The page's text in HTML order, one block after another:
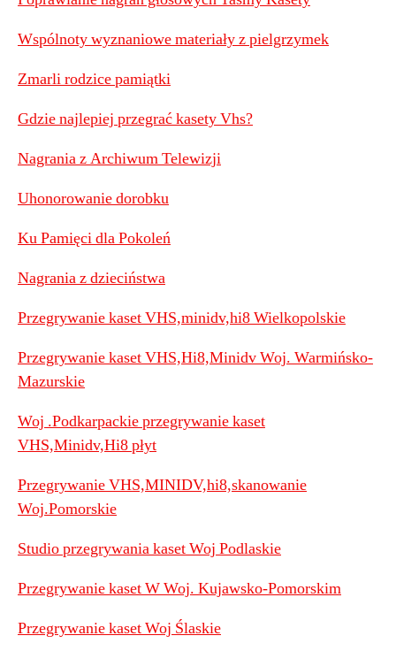
Wspólnoty wyznaniowe materiały z pielgrzymek
Zmarli rodzice pamiątki
Gdzie najlepiej przegrać kasety Vhs?
Nagrania z Archiwum Telewizji
Uhonorowanie dorobku
Ku Pamięci dla Pokoleń
Nagrania z dzieciństwa
Przegrywanie kaset VHS,minidv,hi8 Wielkopolskie
Przegrywanie kaset VHS,Hi8,Minidv Woj. Warmińsko-
Mazurskie
Woj .Podkarpackie przegrywanie kaset
VHS,Minidv,Hi8 płyt
Przegrywanie VHS,MINIDV,hi8,skanowanie
Woj.Pomorskie
Studio przegrywania kaset Woj Podlaskie
Przegrywanie kaset W Woj. Kujawsko-Pomorskim
Przegrywanie kaset Woj Ślaskie